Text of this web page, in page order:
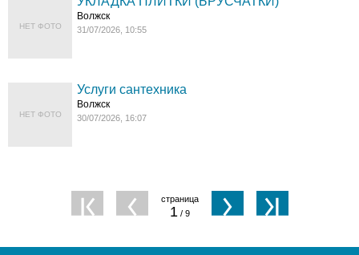
НЕТ ФОТО
Волжск
31/07/2026, 10:55
НЕТ ФОТО
Услуги сантехника
Волжск
30/07/2026, 16:07
1 / 9